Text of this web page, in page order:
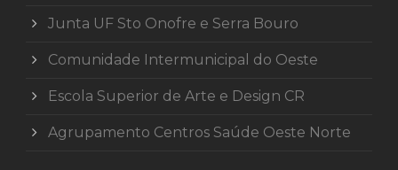
Junta UF Sto Onofre e Serra Bouro
Comunidade Intermunicipal do Oeste
Escola Superior de Arte e Design CR
Agrupamento Centros Saúde Oeste Norte